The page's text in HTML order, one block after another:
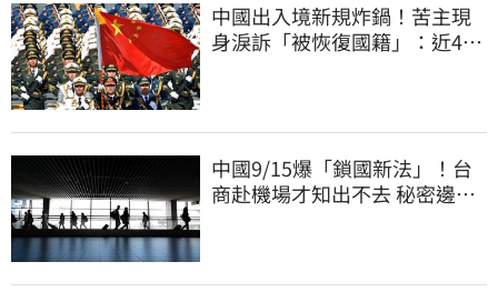
中國出入境新規炸鍋！苦主現
身淚訴「被恢復國籍」：近4億
中國9/15爆「鎖國新法」！台
商赴機場才知出不去 秘密邊控